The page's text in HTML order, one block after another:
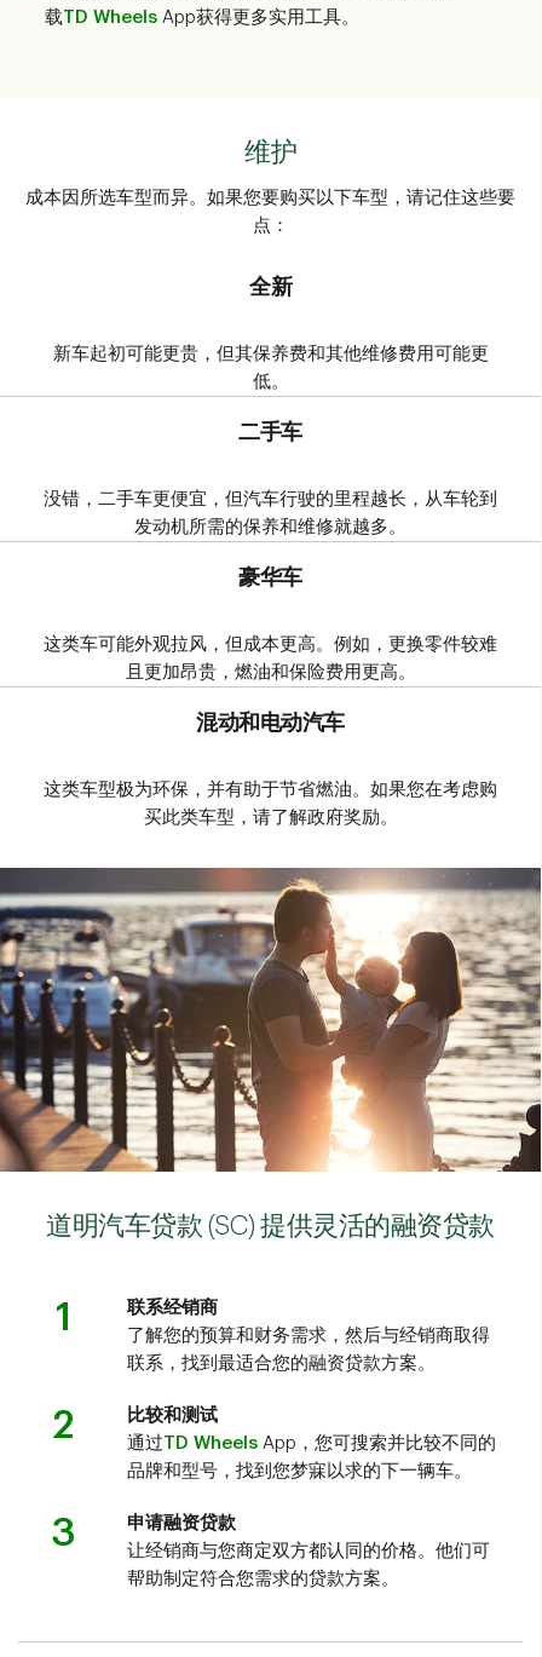
载TD Wheels App获得更多实用工具。
维护
成本因所选车型而异。如果您要购买以下车型，请记住这些要
点：
全新
新车起初可能更贵，但其保养费和其他维修费用可能更
低。
二手车
没错，二手车更便宜，但汽车行驶的里程越长，从车轮到
发动机所需的保养和维修就越多。
豪华车
这类车可能外观拉风，但成本更高。例如，更换零件较难
且更加昂贵，燃油和保险费用更高。
混动和电动汽车
这类车型极为环保，并有助于节省燃油。如果您在考虑购
买此类车型，请了解政府奖励。
道明汽车贷款 (SC) 提供灵活的融资贷款
1
联系经销商
了解您的预算和财务需求，然后与经销商取得
联系，找到最适合您的融资贷款方案。
2
比较和测试
通过TD Wheels App，您可搜索并比较不同的
品牌和型号，找到您梦寐以求的下一辆车。
3
申请融资贷款
让经销商与您商定双方都认同的价格。他们可
帮助制定符合您需求的贷款方案。